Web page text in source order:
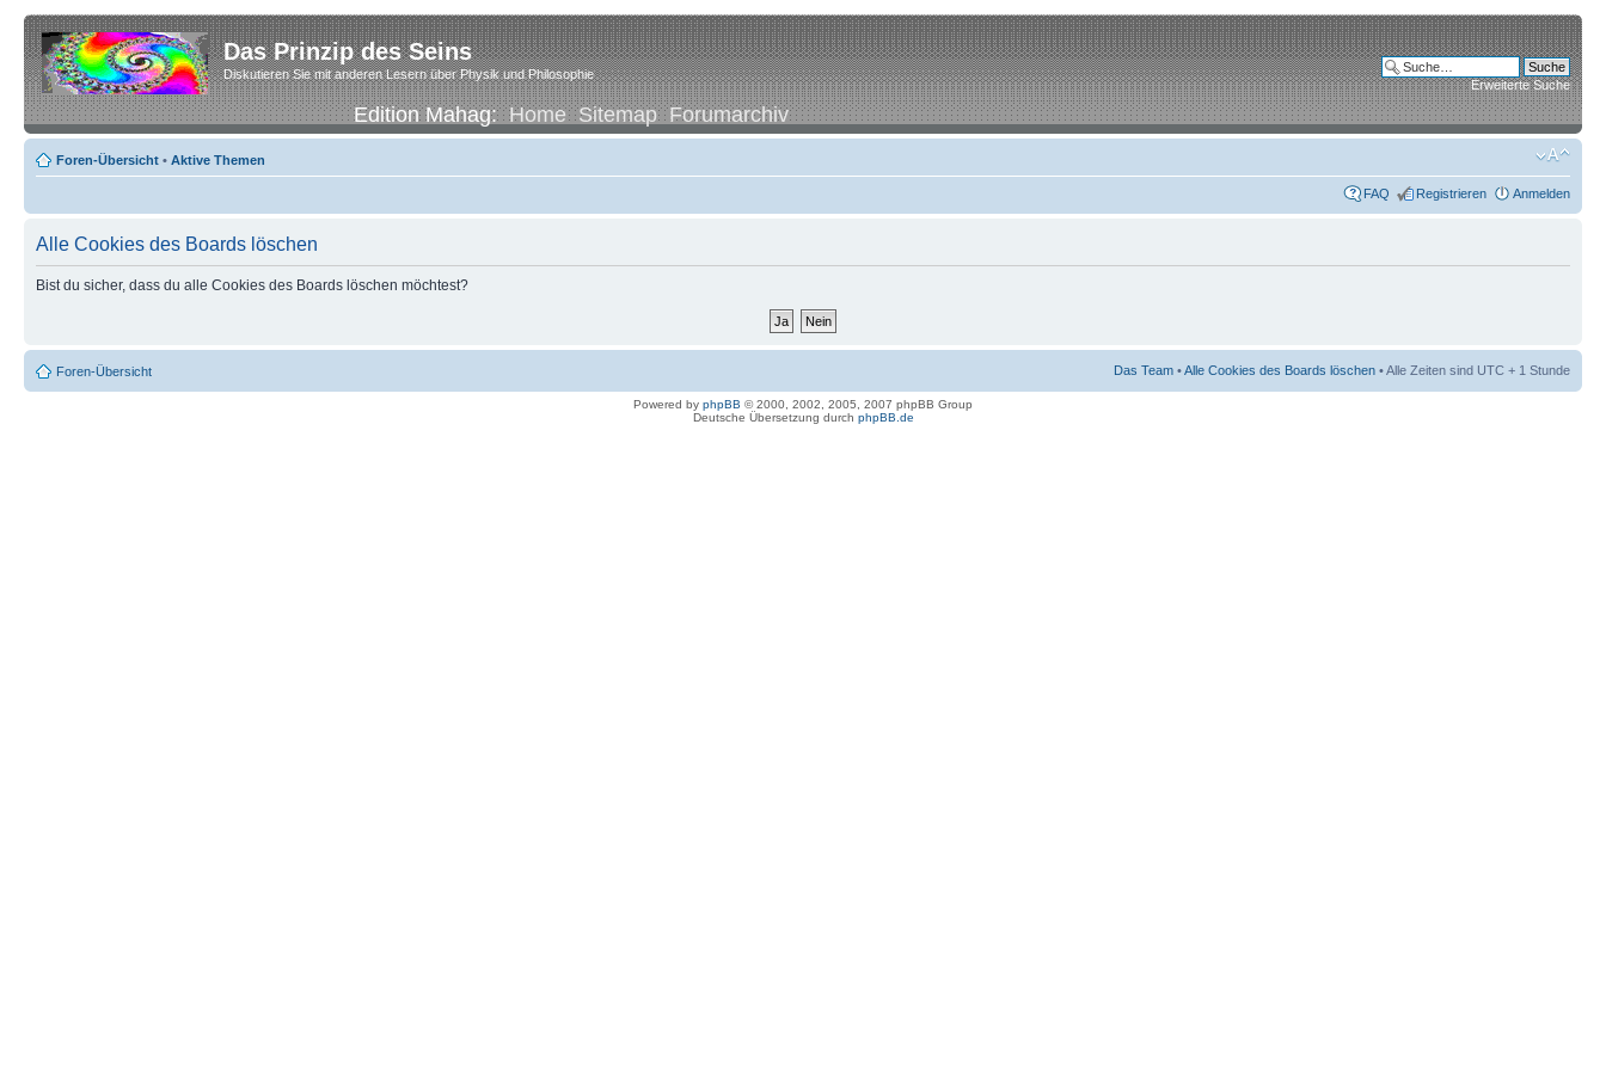
Das Prinzip des Seins
Diskutieren Sie mit anderen Lesern über Physik und Philosophie
Edition Mahag:Home Sitemap Forumarchiv
Erweiterte Suche
Foren-Übersicht • Aktive Themen
FAQ Registrieren Anmelden
Alle Cookies des Boards löschen
Bist du sicher, dass du alle Cookies des Boards löschen möchtest?
Foren-Übersicht Das Team •Alle Cookies des Boards löschen • Alle Zeiten sind UTC + 1 Stunde
Powered by phpBB © 2000, 2002, 2005, 2007 phpBB Group
Deutsche Übersetzung durch phpBB.de